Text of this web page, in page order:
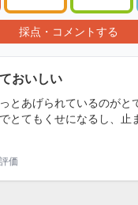
採点・コメントする
おいしい
とあげられているのがと
とてもくせになるし、止
価